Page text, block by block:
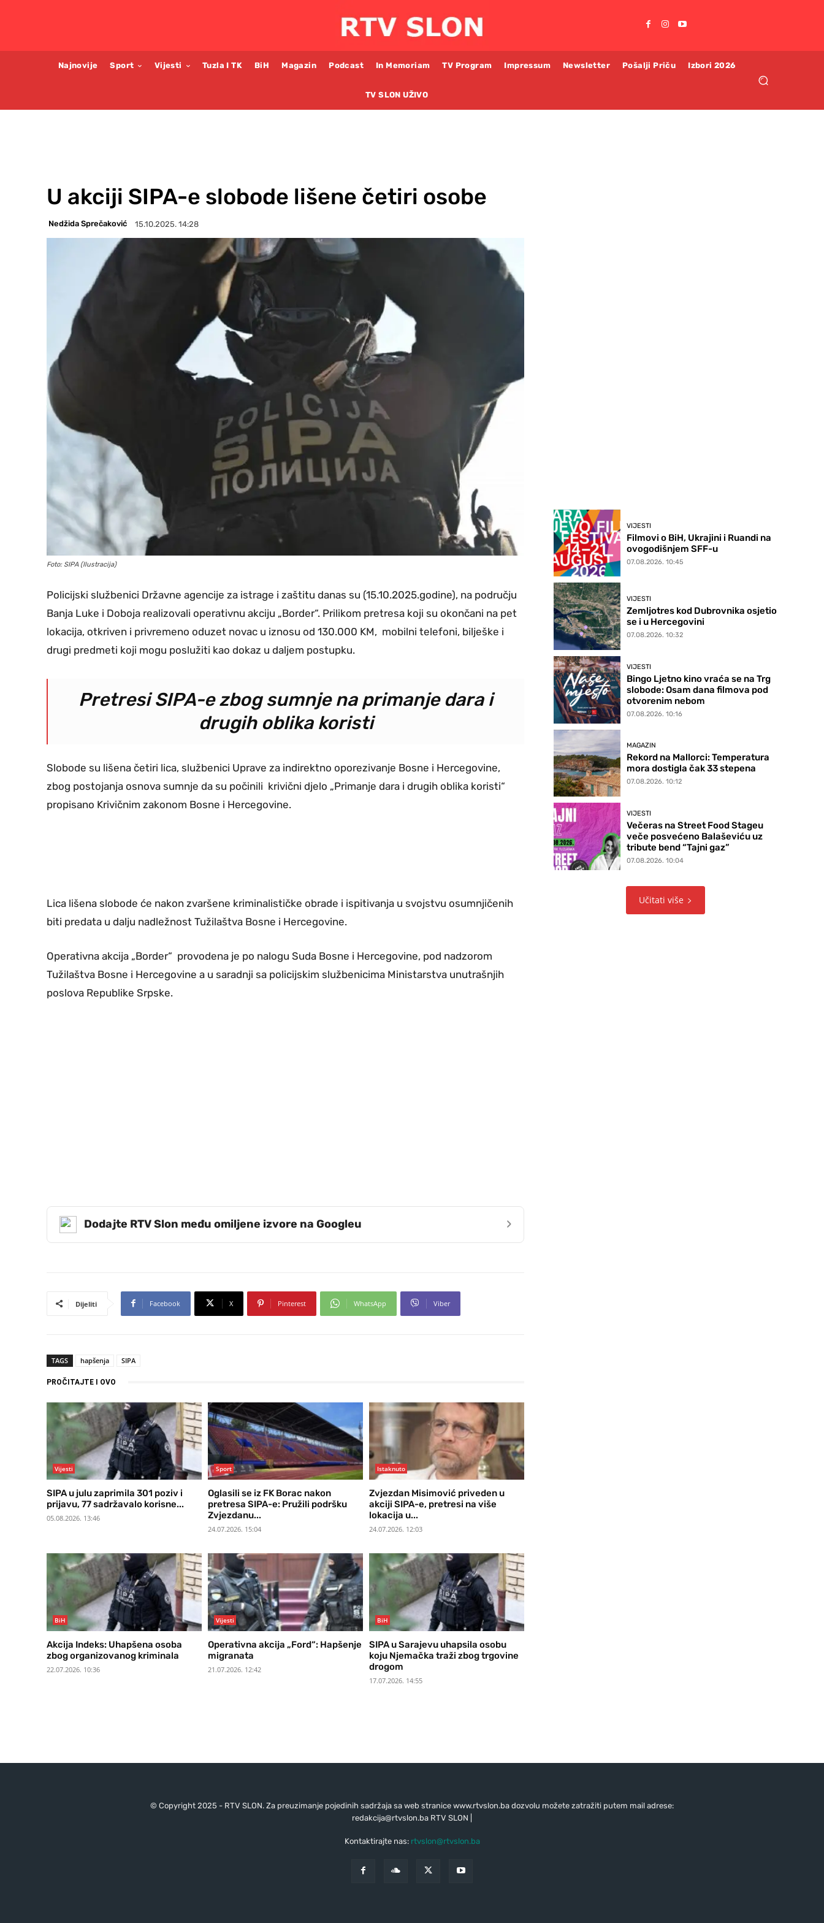
Najnovije Sport Vijesti Tuzla I TK BiH Magazin Podcast In Memoriam TV Program Impressum Newsletter Pošalji Priču Izbori 2026
TV SLON UŽIVO
U akciji SIPA-e slobode lišene četiri osobe
Nedžida Sprečaković 15.10.2025. 14:28
Foto: SIPA (Ilustracija)
Policijski službenici Državne agencije za istrage i zaštitu danas su (15.10.2025.godine), na području
Banja Luke i Doboja realizovali operativnu akciju „Border“. Prilikom pretresa koji su okončani na pet
lokacija, otkriven i privremeno oduzet novac u iznosu od 130.000 KM, mobilni telefoni, bilješke i
drugi predmeti koji mogu poslužiti kao dokaz u daljem postupku.
Pretresi SIPA-e zbog sumnje na primanje dara i
drugih oblika koristi
Slobode su lišena četiri lica, službenici Uprave za indirektno oporezivanje Bosne i Hercegovine,
zbog postojanja osnova sumnje da su počinili krivični djelo „Primanje dara i drugih oblika koristi“
propisano Krivičnim zakonom Bosne i Hercegovine.
Lica lišena slobode će nakon zvaršene kriminalističke obrade i ispitivanja u svojstvu osumnjičenih
biti predata u dalju nadležnost Tužilaštva Bosne i Hercegovine.
Operativna akcija „Border“ provodena je po nalogu Suda Bosne i Hercegovine, pod nadzorom
Tužilaštva Bosne i Hercegovine a u saradnji sa policijskim službenicima Ministarstva unutrašnjih
poslova Republike Srpske.
Dodajte RTV Slon među omiljene izvore na Googleu ›
Dijeliti Facebook X Pinterest WhatsApp Viber
TAGS hapšenja SIPA
PROČITAJTE I OVO
Vijesti
SIPA u julu zaprimila 301 poziv i
prijavu, 77 sadržavalo korisne...
05.08.2026. 13:46
Sport
Oglasili se iz FK Borac nakon
pretresa SIPA-e: Pružili podršku
Zvjezdanu...
24.07.2026. 15:04
Istaknuto
Zvjezdan Misimović priveden u
akciji SIPA-e, pretresi na više
lokacija u...
24.07.2026. 12:03
BiH
Akcija Indeks: Uhapšena osoba
zbog organizovanog kriminala
22.07.2026. 10:36
Vijesti
Operativna akcija „Ford“: Hapšenje
migranata
21.07.2026. 12:42
BiH
SIPA u Sarajevu uhapsila osobu
koju Njemačka traži zbog trgovine
drogom
17.07.2026. 14:55
VIJESTI
Filmovi o BiH, Ukrajini i Ruandi na
ovogodišnjem SFF-u
07.08.2026. 10:45
VIJESTI
Zemljotres kod Dubrovnika osjetio
se i u Hercegovini
07.08.2026. 10:32
VIJESTI
Bingo Ljetno kino vraća se na Trg
slobode: Osam dana filmova pod
otvorenim nebom
07.08.2026. 10:16
MAGAZIN
Rekord na Mallorci: Temperatura
mora dostigla čak 33 stepena
07.08.2026. 10:12
VIJESTI
Večeras na Street Food Stageu
veče posvećeno Balaševiću uz
tribute bend “Tajni gaz”
07.08.2026. 10:04
Učitati više
© Copyright 2025 - RTV SLON. Za preuzimanje pojedinih sadržaja sa web stranice www.rtvslon.ba dozvolu možete zatražiti putem mail adrese:
redakcija@rtvslon.baRTV SLON |
Kontaktirajte nas: rtvslon@rtvslon.ba